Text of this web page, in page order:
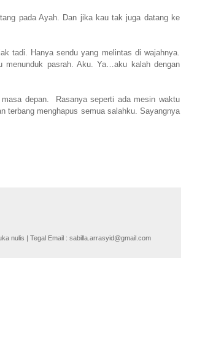
pada Ayah. Dan jika kau tak juga datang ke
tadi. Hanya sendu yang melintas di wajahnya.
menunduk pasrah. Aku. Ya…aku kalah dengan
depan. Rasanya seperti ada mesin waktu
terbang menghapus semua salahku. Sayangnya
nulis | Tegal Email : sabilla.arrasyid@gmail.com